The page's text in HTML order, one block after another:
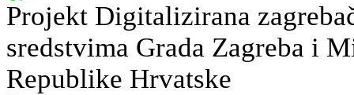
Projekt Digitalizirana
sredstvima Grada Zagreba i
Republike Hrvatske